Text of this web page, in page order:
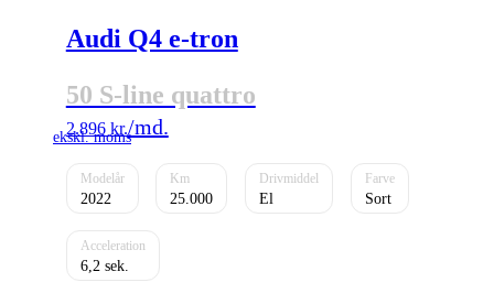
Audi Q4 e-tron
50 S-line quattro
2.896 kr.
2022 25.000 El Sort
6,2